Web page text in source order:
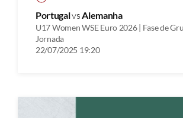
PortugalvsAlemanha
U17 Women WSE Euro 2026 | Fase de
Jornada
22/07/2025 19:20